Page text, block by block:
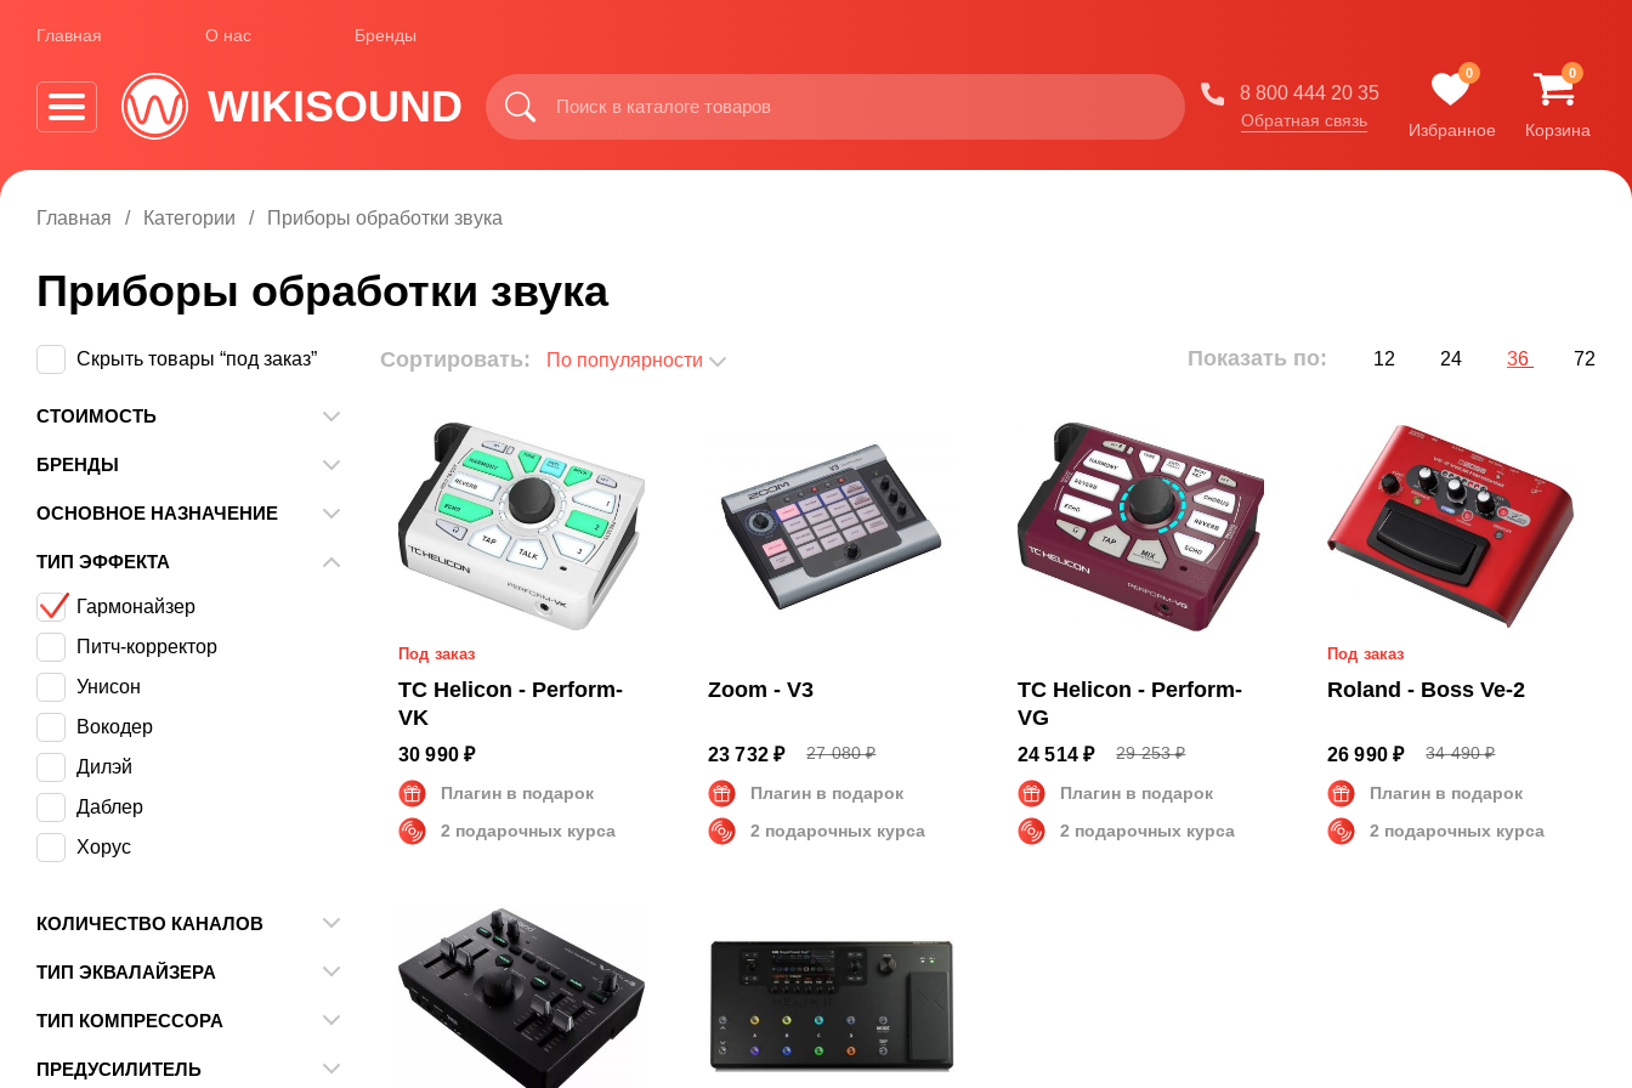
Главная О нас Бренды
WIKISOUND 8 800 444 20 35
Обратная связь
0
Избранное
0
Корзина
Главная Категории Приборы обработки звука
Приборы обработки звука
Скрыть товары “под заказ”
СТОИМОСТЬ
БРЕНДЫ
API Audio
ART
ARX
Ashly
Avalon Design
Behringer
Bricasti Design
Drawmer
Empirical Labs
Invotone
ОСНОВНОЕ НАЗНАЧЕНИЕ
ТИП ЭФФЕКТА
Эквалайзер
Лимитер
Гейт
Экспандер
Искажение/Сатурация
Подавитель обратной связи
Гармонайзер
Питч-корректор
Унисон
Вокодер
Дилэй
Даблер
Хорус
Другое
КОЛИЧЕСТВО КАНАЛОВ
4
6
ТИП ЭКВАЛАЙЗЕРА
Цифровой
ТИП КОМПРЕССОРА
ПРЕДУСИЛИТЕЛЬ
Сортировать: По популярности Показать по: 12 24 36 72
Под заказ
TC Helicon - Perform-
VK
30 990 ₽
Плагин в подарок
2 подарочных курса
Zoom - V3
23 732 ₽ 27 080 ₽
Плагин в подарок
2 подарочных курса
TC Helicon - Perform-
VG
24 514 ₽ 29 253 ₽
Плагин в подарок
2 подарочных курса
Под заказ
Roland - Boss Ve-2
26 990 ₽ 34 490 ₽
Плагин в подарок
2 подарочных курса